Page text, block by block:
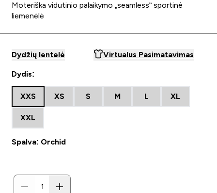
Moteriška vidutinio palaikymo „seamless“ sportinė
liemenėlė
Dydžių lentelė Virtualus Pasimatavimas
Dydis:
XXS XS S M L XL
XXL
Spalva: Orchid